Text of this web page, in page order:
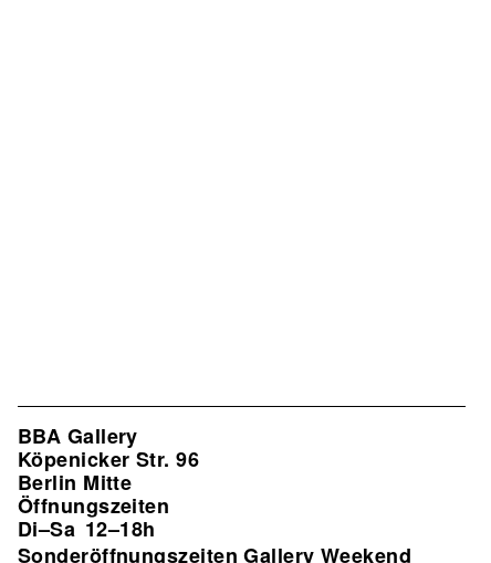
BBA Gallery
Köpenicker Str. 96
Berlin Mitte
Öffnungszeiten
Di–Sa 12–18h
Sonderöffnungszeiten Gallery Weekend